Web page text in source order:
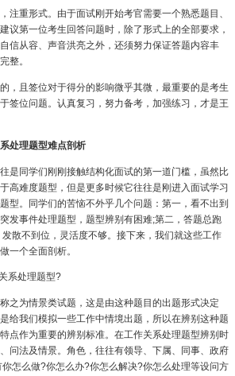
重形式。由于面试刚开始考官需要一个熟悉题目、
议第一位考生回答问题时，除了形式上的全部要求，
信从容、声音洪亮之外，还须努力保证答题内容丰
整。
且签位对于得分的影响微乎其微，最重要的是考生
签位问题。认真复习，努力备考，加强练习，才是王
处理题型难点剖析
同学们刚刚接触结构化面试的第一道门槛，虽然比
高难度题型，但是更多时候它往往是刚进入面试学习
型。同学们的苦恼不外乎几个问题：第一，看不出到
发事件处理题型，题型辨别有困难;第二，答题总跑
散不到位，灵活度不够。接下来，我们就这些工作
一个全面剖析。
系处理题型?
为情景类试题，这是由这种题目的出题形式决定
给我们模拟一些工作中情境出题，所以在辨别这种题
点作为重要的辨别标准。在工作关系处理题型辨别时
问法及情景。角色，往往有领导、下属、同事、政府
怎么做?你怎么办?你怎么解决?你怎么处理等设问方